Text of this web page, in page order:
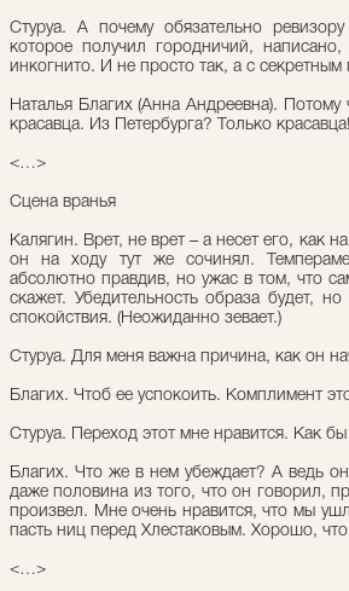
Стуруа. А почему обязательно
которое получил городничий,
инкогнито. И не просто так, а с
Наталья Благих (Анна Андреевна). Потому
красавца. Из Петербурга? Только
<…>
Сцена вранья
Калягин. Врет, не врет – а несет его, как
он на ходу тут же сочинял.
абсолютно правдив, но ужас в том, что
скажет. Убедительность образа будет,
спокойствия. (Неожиданно зевает.)
Стуруа. Для меня важна причина, как он
Благих. Чтоб ее успокоить. Комплимент
Стуруа. Переход этот мне нравится. Как бы
Благих. Что же в нем убеждает? А ведь
даже половина из того, что он говорил,
произвел. Мне очень нравится, что мы
пасть ниц перед Хлестаковым. Хорошо,
<…>